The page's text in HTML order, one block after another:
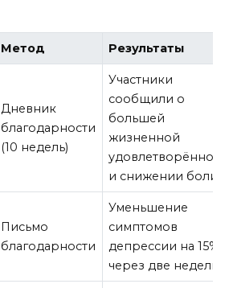
Метод Результаты
Дневник
благодарности
(10 недель)
Участники
сообщили о
большей
жизненной
и снижении боли
Письмо
благодарности
Уменьшение
симптомов
депрессии на 15%
через две недели